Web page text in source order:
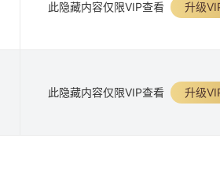
此隐藏内容仅限VIP查看 升级
此隐藏内容仅限VIP查看 升级